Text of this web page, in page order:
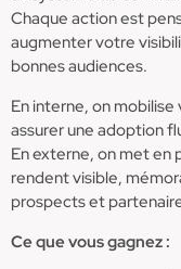
Chaque action est
augmenter votre
bonnes audiences.
En interne, on
assurer une adoption
En externe, on met en
rendent visible,
prospects et
Ce que vous gagnez :